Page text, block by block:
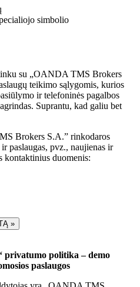
simbolio
su „OANDA TMS Brokers
teikimo sąlygomis, kurios
ir telefoninės pagalbos
Suprantu, kad galiu bet
Brokers S.A.” rinkodaros
paslaugas, pvz., naujienas ir
kontaktinius duomenis:
»
privatumo politika – demo
paslaugos